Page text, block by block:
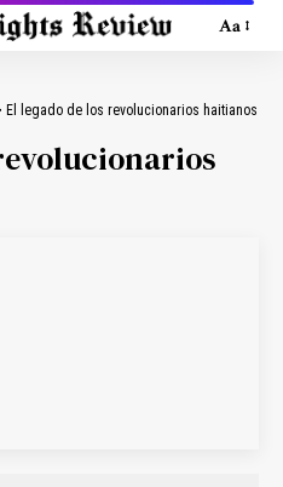
Aa
El legado de los revolucionarios haitianos